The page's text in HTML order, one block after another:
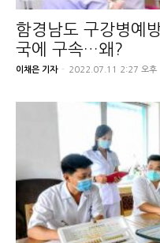
함경남도 구강병예
국에 구속…왜?
이채은 기자 - 2022.07.11 2:27 오후